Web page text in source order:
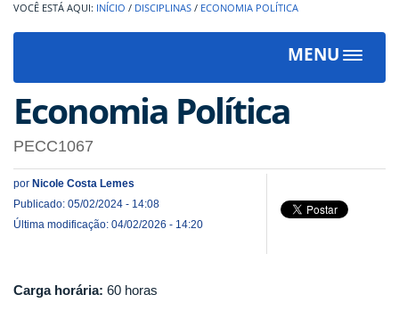
INÍCIO / DISCIPLINAS / ECONOMIA POLÍTICA
MENU
Toggle
Economia Política
PECC1067
por Nicole Costa Lemes
Publicado: 05/02/2024 - 14:08
Última modificação: 04/02/2026 - 14:20
Carga horária: 60 horas